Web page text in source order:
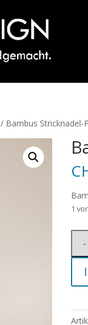
/ Bambus Stricknadel-
1